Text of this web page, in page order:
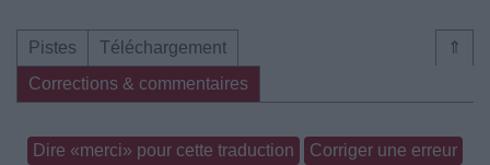
⇑
Pistes
Téléchargement
Corrections & commentaires
Dire «merci» pour cette traduction Corriger une erreur